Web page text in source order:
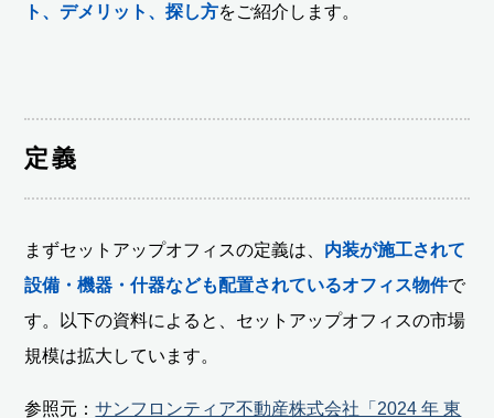
ト、デメリット、探し方をご紹介します。
定義
まずセットアップオフィスの定義は、 内装が施工されて
設備・機器・什器なども配置されているオフィス物件で
す。以下の資料によると、セットアップオフィスの市場
規模は拡大しています。
参照元：サンフロンティア不動産株式会社「2024 年 東